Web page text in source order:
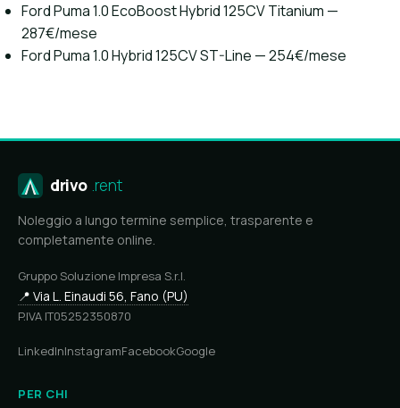
Ford Puma 1.0 EcoBoost Hybrid 125CV Titanium —
287€/mese
Ford Puma 1.0 Hybrid 125CV ST-Line — 254€/mese
drivo .rent
Noleggio a lungo termine semplice, trasparente e
completamente online.
Gruppo Soluzione Impresa S.r.l.
📍 Via L. Einaudi 56, Fano (PU)
P.IVA IT05252350870
LinkedInInstagramFacebookGoogle
PER CHI